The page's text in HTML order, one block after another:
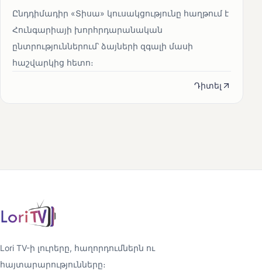
Ընդդիմադիր «Տիսա» կուսակցությունը հաղթում է
Հունգարիայի խորհրդարանական
ընտրություններում՝ ձայների զգալի մասի
հաշվարկից հետո։
Դիտել
Lori TV-ի լուրերը, հաղորդումներն ու
հայտարարությունները։